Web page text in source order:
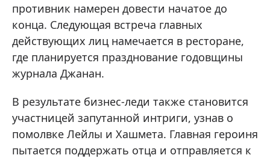
противник намерен довести начатое до
конца. Следующая встреча главных
действующих лиц намечается в ресторане,
где планируется празднование годовщины
журнала Джанан.
В результате бизнес-леди также становится
участницей запутанной интриги, узнав о
помолвке Лейлы и Хашмета. Главная героиня
пытается поддержать отца и отправляется к